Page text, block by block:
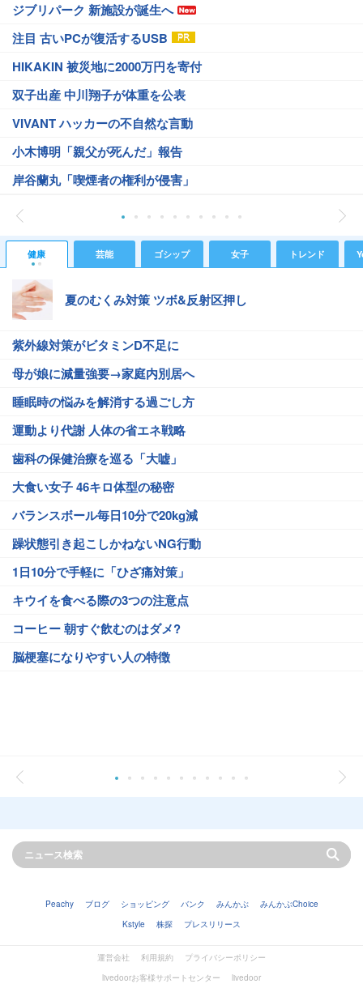
ジブリパーク 新施設が誕生へ
注目 古いPCが復活するUSB
HIKAKIN 被災地に2000万円を寄付
双子出産 中川翔子が体重を公表
VIVANT ハッカーの不自然な言動
小木博明「親父が死んだ」報告
岸谷蘭丸「喫煙者の権利が侵害」
健康 芸能 ゴシップ 女子 トレンド
夏のむくみ対策 ツボ&反射区押し
紫外線対策がビタミンD不足に
母が娘に減量強要→家庭内別居へ
睡眠時の悩みを解消する過ごし方
運動より代謝 人体の省エネ戦略
歯科の保健治療を巡る「大嘘」
大食い女子 46キロ体型の秘密
バランスボール毎日10分で20kg減
躁状態引き起こしかねないNG行動
1日10分で手軽に「ひざ痛対策」
キウイを食べる際の3つの注意点
コーヒー 朝すぐ飲むのはダメ?
脳梗塞になりやすい人の特徴
Peachy ブログ ショッピング バンク みんかぶ
みんかぶChoice
Kstyle
株探 プレスリリース
運営会社 利用規約
プライバシーポリシー
livedoorお客様サポートセンター
livedoor